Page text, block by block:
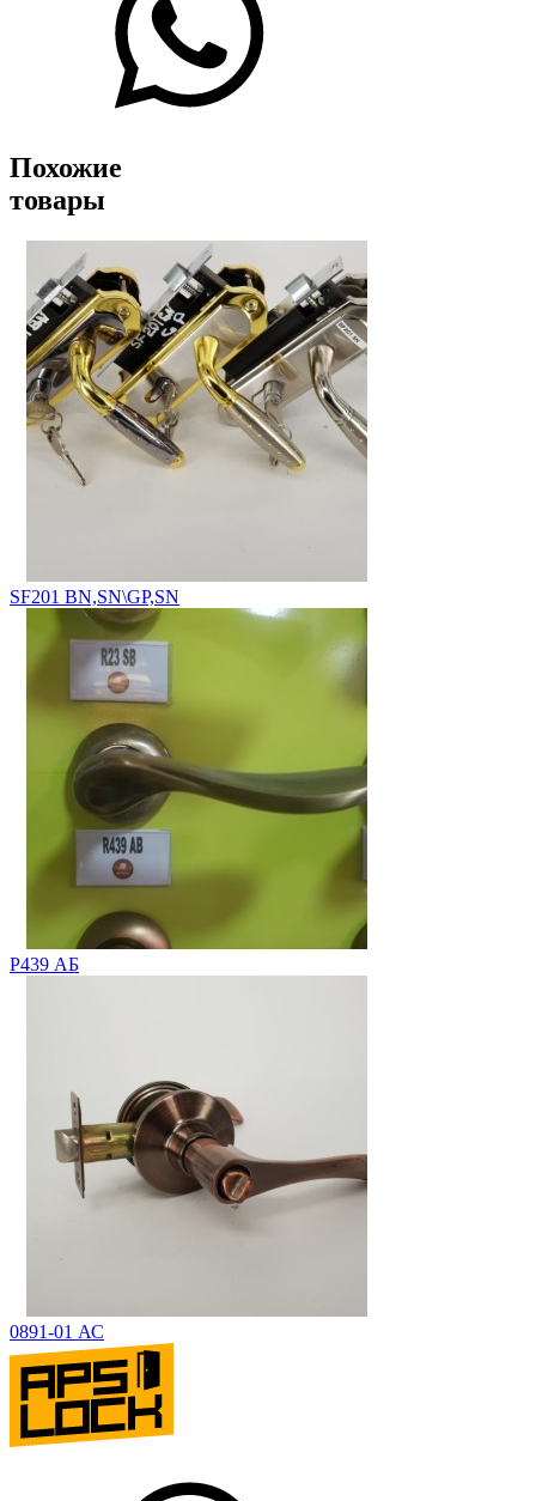
Похожие
товары
SF201 BN,SN\GP,SN
Р439 АБ
0891-01 АС